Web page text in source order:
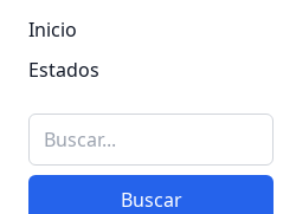
Inicio
Estados
Buscar